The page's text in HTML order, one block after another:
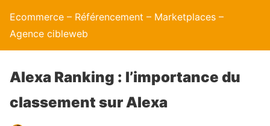
Ecommerce – Référencement – Marketplaces –
Agence cibleweb
Alexa Ranking : l’importance du
classement sur Alexa